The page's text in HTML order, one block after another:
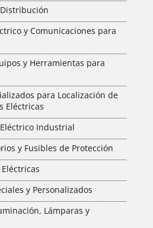
y Comunicaciones para
y Herramientas para
para Localización de
Eléctricas
Industrial
y Fusibles de Protección
y Personalizados
Lámparas y